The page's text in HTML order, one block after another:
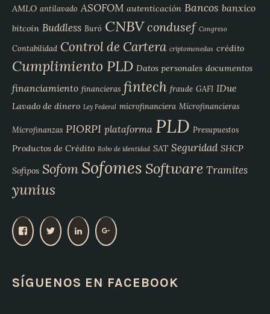
AMLO antilavado ASOFOM autenticación Bancos banxico
bitcoin Buddless Buró CNBVcondusef Congreso
Contabilidad Control de Cartera criptomonedas crédito
Cumplimiento PLD Datos personales documentos
financiamiento financieras fintech fraude GAFI IDue
Lavado de dinero Ley Federal microfinanciera Microfinancieras
Microfinanzas PIORPI plataforma PLD Presupuestos
Productos de Crédito Robo de identidad SAT Seguridad SHCP
Sofipos Sofom Sofomes Software Tramites
yunius
V
p
e
V
e
V
e
V
SÍGUENOS EN FACEBOOK